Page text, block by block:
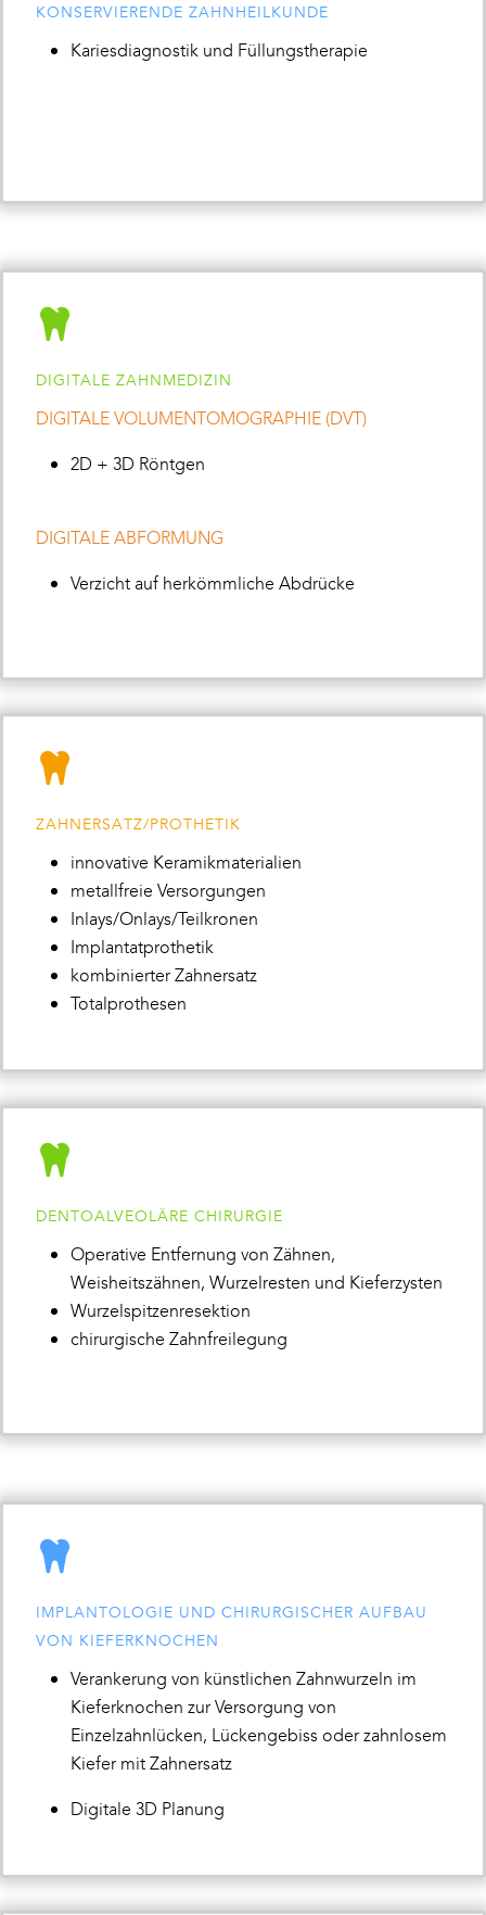
KONSERVIERENDE ZAHNHEILKUNDE
Kariesdiagnostik und Füllungstherapie
DIGITALE ZAHNMEDIZIN
DIGITALE VOLUMENTOMOGRAPHIE (DVT)
2D + 3D Röntgen
DIGITALE ABFORMUNG
Verzicht auf herkömmliche Abdrücke
ZAHNERSATZ/PROTHETIK
innovative Keramikmaterialien
metallfreie Versorgungen
Inlays/Onlays/Teilkronen
Implantatprothetik
kombinierter Zahnersatz
Totalprothesen
DENTOALVEOLÄRE CHIRURGIE
Operative Entfernung von Zähnen,
Weisheitszähnen, Wurzelresten und Kieferzysten
Wurzelspitzenresektion
chirurgische Zahnfreilegung
IMPLANTOLOGIE UND CHIRURGISCHER AUFBAU
VON KIEFERKNOCHEN
Verankerung von künstlichen Zahnwurzeln im
Kieferknochen zur Versorgung von
Einzelzahnlücken, Lückengebiss oder zahnlosem
Kiefer mit Zahnersatz
Digitale 3D Planung